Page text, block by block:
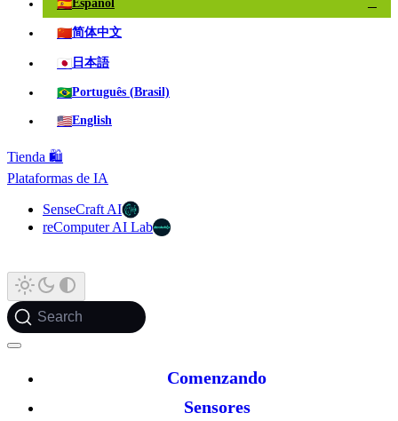
🇪🇸Español
🇨🇳简体中文
🇯🇵 日本語
🇧🇷Português (Brasil)
🇺🇸English
Tienda 🛍️
Plataformas de IA
SenseCraft AI
reComputer AI Lab
Search
Comenzando
Sensores